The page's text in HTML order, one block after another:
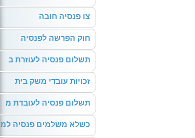
צו פנסיה חובה
חוק הפרשה לפנסיה
תשלום פנסיה לעוזרת ב
זכויות עובדי משק בית
תשלום פנסיה לעובדת מ
כשלא משלמים פנסיה למ